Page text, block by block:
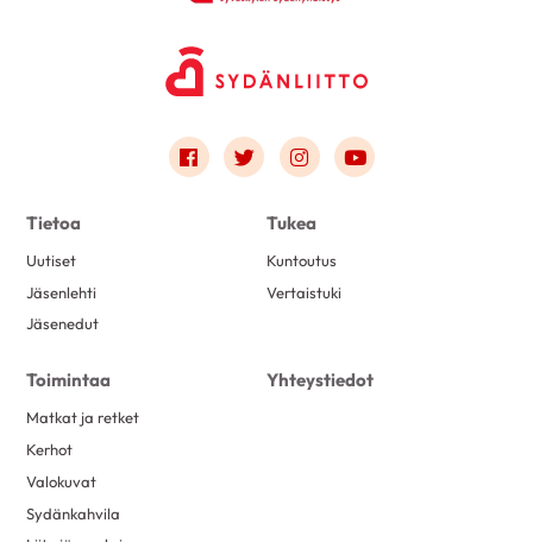
Link to facebook
Link to twitter
Link to instagram
Link to youtube
Tietoa
Uutiset
Jäsenlehti
Jäsenedut
Tukea
Kuntoutus
Vertaistuki
Toimintaa
Matkat ja retket
Kerhot
Valokuvat
Sydänkahvila
Yhteystiedot